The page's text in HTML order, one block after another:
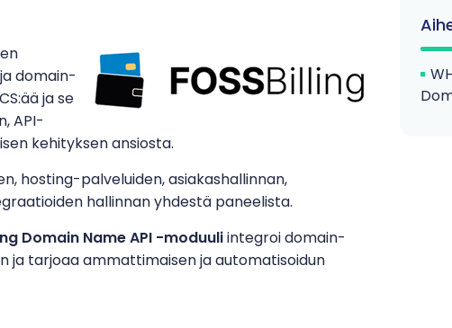
domain-
ja se
API-
kehityksen ansiosta.
hosting-palveluiden, asiakashallinnan,
hallinnan yhdestä paneelista.
Domain Name API -moduuliintegroi domain-
ja tarjoaa ammattimaisen ja automatisoidun